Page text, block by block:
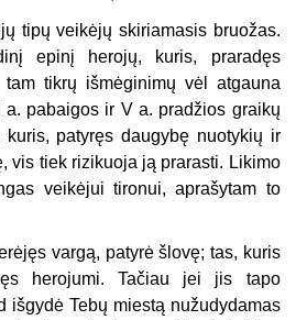
tipų veikėjų skiriamasis bruožas.
epinį herojų, kuris, praradęs
tikrų išmėginimų vėl atgauna
pabaigos ir V a. pradžios graikų
patyręs daugybę nuotykių ir
vis tiek rizikuoja ją prarasti. Likimo
veikėjui tironui, aprašytam to
vargą, patyrė šlovę; tas, kuris
herojumi. Tačiau jei jis tapo
išgydė Tebų miestą nužudydamas